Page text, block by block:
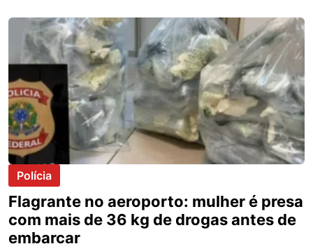
Polícia
Flagrante no aeroporto: mulher é presa
com mais de 36 kg de drogas antes de
embarcar